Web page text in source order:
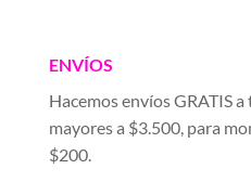
ENVÍOS
Hacemos envíos GRATIS
mayores a $3.500, para
$200.